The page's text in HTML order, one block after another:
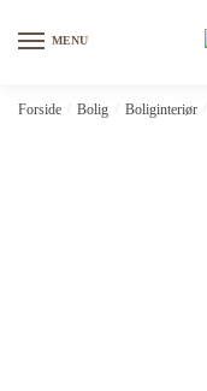
MENU
Forside Bolig Boliginteriør